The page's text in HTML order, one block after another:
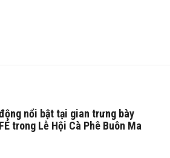
nổi bật tại gian trưng bày
trong Lễ Hội Cà Phê Buôn Ma